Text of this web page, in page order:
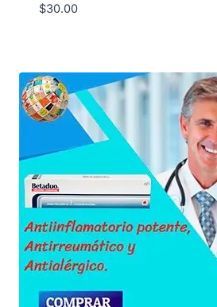
$30.00